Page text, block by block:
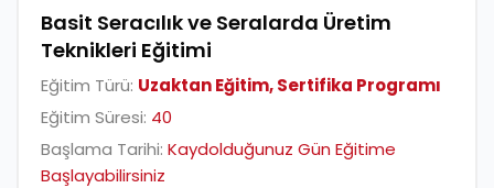
Basit Seracılık ve Seralarda Üretim
Teknikleri Eğitimi
Eğitim Türü: Uzaktan Eğitim, Sertifika Programı
Eğitim Süresi: 40
Başlama Tarihi: Kaydolduğunuz Gün Eğitime
Başlayabilirsiniz